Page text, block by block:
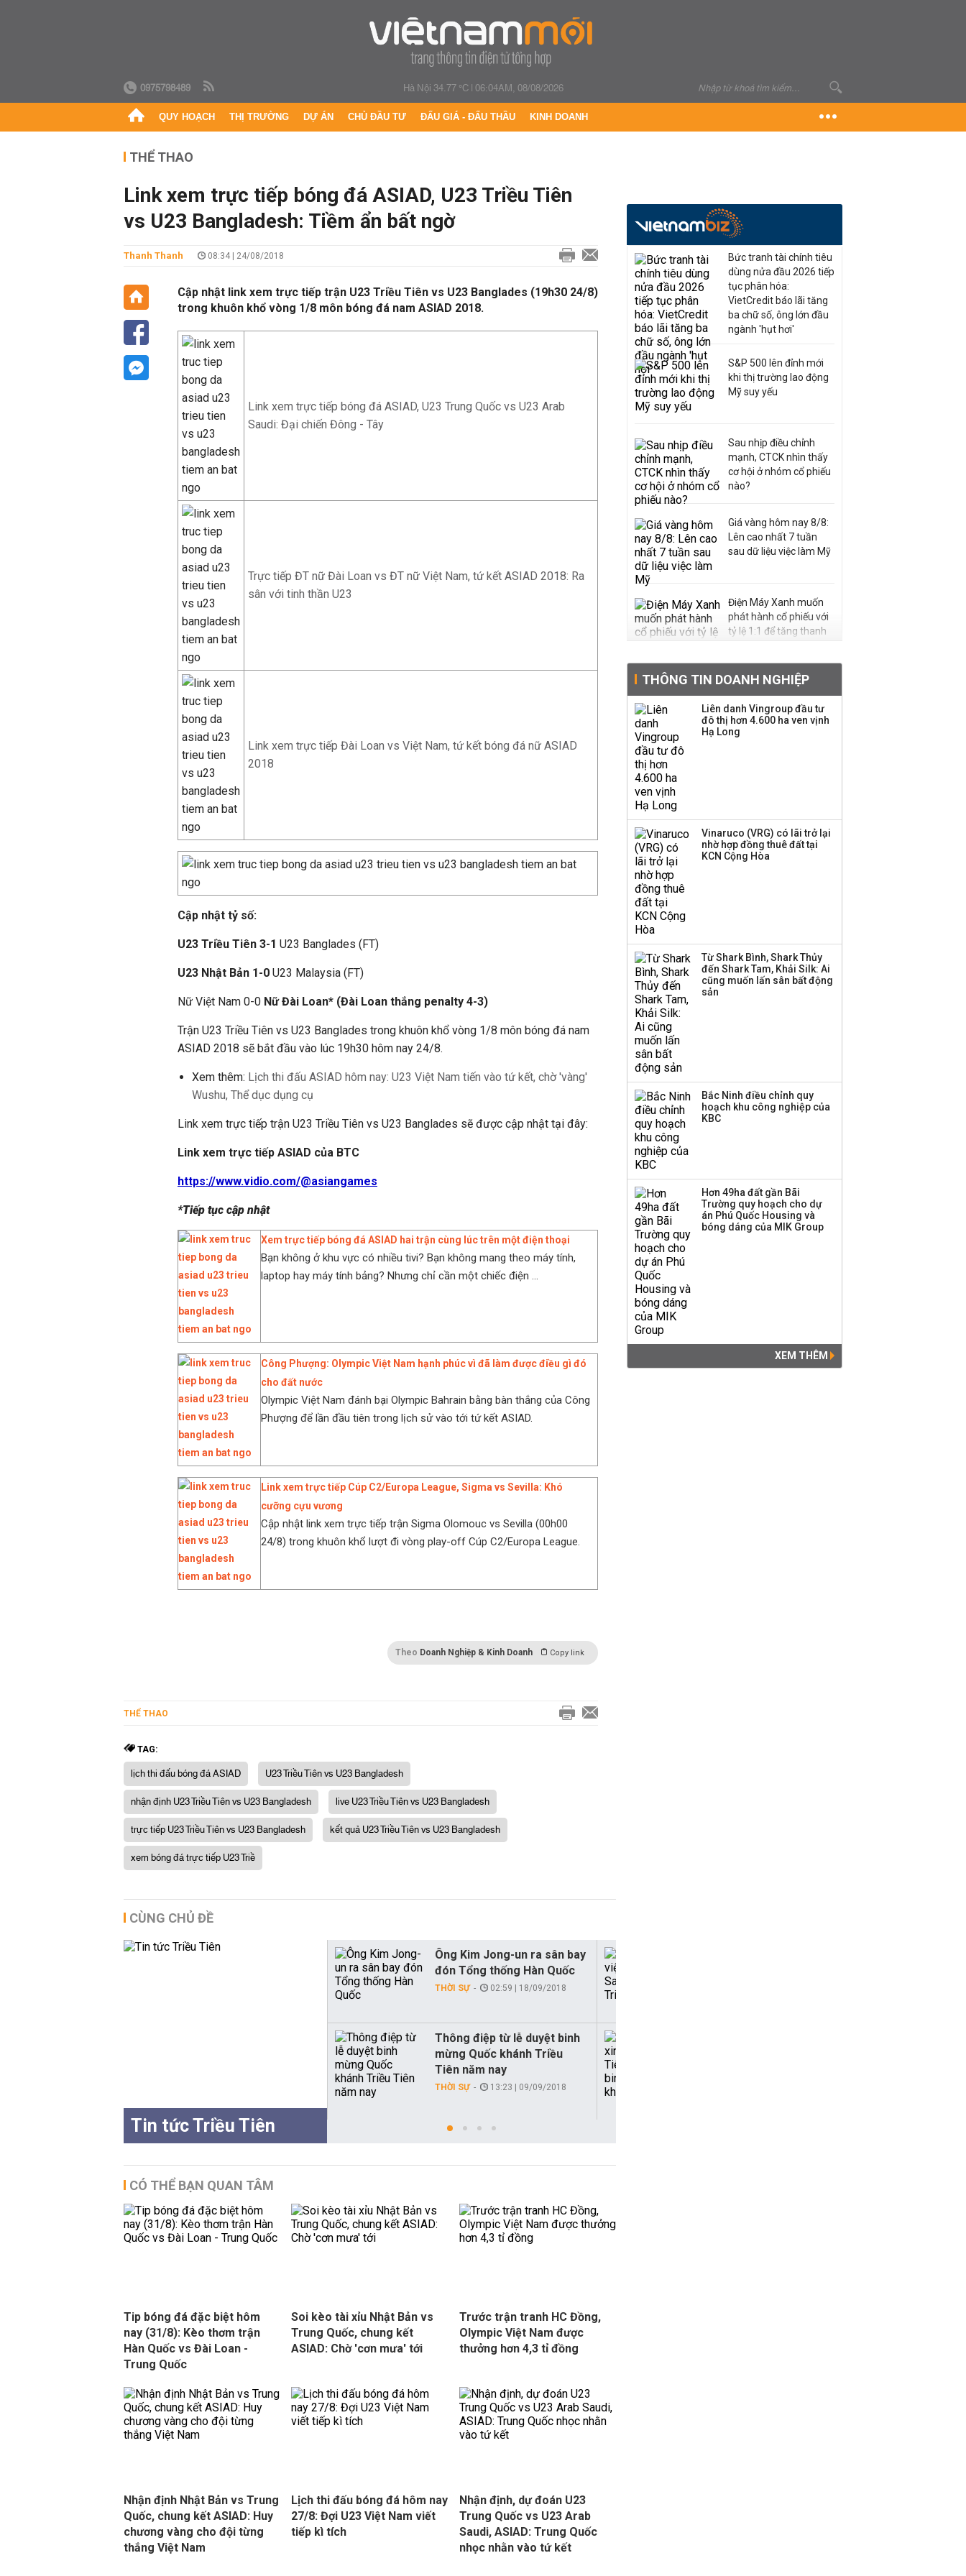
0975798489 Hà Nội 34.77 °C|06:04AM, 08/08/2026
QUY HOẠCH THỊ TRƯỜNG DỰ ÁN CHỦ ĐẦU TƯ ĐẤU GIÁ - ĐẤU THẦU KINH DOANH
THỂ THAO
Link xem trực tiếp bóng đá ASIAD, U23 Triều Tiên
vs U23 Bangladesh: Tiềm ẩn bất ngờ
Thanh Thanh 08:34 | 24/08/2018
Cập nhật link xem trực tiếp trận U23 Triều Tiên vs U23 Banglades (19h30 24/8)
trong khuôn khổ vòng 1/8 môn bóng đá nam ASIAD 2018.
Link xem trực tiếp bóng đá ASIAD, U23 Trung Quốc vs U23 Arab
Saudi: Đại chiến Đông - Tây
Trực tiếp ĐT nữ Đài Loan vs ĐT nữ Việt Nam, tứ kết ASIAD 2018: Ra
sân với tinh thần U23
Link xem trực tiếp Đài Loan vs Việt Nam, tứ kết bóng đá nữ ASIAD
2018
Cập nhật tỷ số:
U23 Triều Tiên 3-1 U23 Banglades (FT)
U23 Nhật Bản 1-0 U23 Malaysia (FT)
Nữ Việt Nam 0-0 Nữ Đài Loan* (Đài Loan thắng penalty 4-3)
Trận U23 Triều Tiên vs U23 Banglades trong khuôn khổ vòng 1/8 môn bóng đá nam
ASIAD 2018 sẽ bắt đầu vào lúc 19h30 hôm nay 24/8.
Xem thêm: Lịch thi đấu ASIAD hôm nay: U23 Việt Nam tiến vào tứ kết, chờ 'vàng'
Wushu, Thể dục dụng cụ
Link xem trực tiếp trận U23 Triều Tiên vs U23 Banglades sẽ được cập nhật tại đây:
Link xem trực tiếp ASIAD của BTC
https://www.vidio.com/@asiangames
*Tiếp tục cập nhật
Xem trực tiếp bóng đá ASIAD hai trận cùng lúc trên một điện thoại
Bạn không ở khu vực có nhiều tivi? Bạn không mang theo máy tính,
laptop hay máy tính bảng? Nhưng chỉ cần một chiếc điện ...
Công Phượng: Olympic Việt Nam hạnh phúc vì đã làm được điều gì đó
cho đất nước
Olympic Việt Nam đánh bại Olympic Bahrain bằng bàn thắng của Công
Phượng để lần đầu tiên trong lịch sử vào tới tứ kết ASIAD.
Link xem trực tiếp Cúp C2/Europa League, Sigma vs Sevilla: Khó
cưỡng cựu vương
Cập nhật link xem trực tiếp trận Sigma Olomouc vs Sevilla (00h00
24/8) trong khuôn khổ lượt đi vòng play-off Cúp C2/Europa League.
Theo Doanh Nghiệp & Kinh Doanh Copy link
THỂ THAO
TAG:
lịch thi đấu bóng đá ASIAD
U23 Triều Tiên vs U23 Bangladesh
nhận định U23 Triều Tiên vs U23 Bangladesh
live U23 Triều Tiên vs U23 Bangladesh
trực tiếp U23 Triều Tiên vs U23 Bangladesh
kết quả U23 Triều Tiên vs U23 Bangladesh
xem bóng đá trực tiếp U23 Triề
CÙNG CHỦ ĐỀ
Tin tức Triều Tiên
Ông Kim Jong-un ra sân bay
đón Tổng thống Hàn Quốc
THỜI SỰ 02:59 | 18/09/2018
Thông điệp từ lễ duyệt binh
mừng Quốc khánh Triều
Tiên năm nay
THỜI SỰ 13:23 | 09/09/2018
CÓ THỂ BẠN QUAN TÂM
Tip bóng đá đặc biệt hôm
nay (31/8): Kèo thơm trận
Hàn Quốc vs Đài Loan -
Trung Quốc
Soi kèo tài xỉu Nhật Bản vs
Trung Quốc, chung kết
ASIAD: Chờ 'cơn mưa' tới
Trước trận tranh HC Đồng,
Olympic Việt Nam được
thưởng hơn 4,3 tỉ đồng
Nhận định Nhật Bản vs Trung
Quốc, chung kết ASIAD: Huy
chương vàng cho đội từng
thắng Việt Nam
Lịch thi đấu bóng đá hôm nay
27/8: Đợi U23 Việt Nam viết
tiếp kì tích
Nhận định, dự đoán U23
Trung Quốc vs U23 Arab
Saudi, ASIAD: Trung Quốc
nhọc nhằn vào tứ kết
Bức tranh tài chính tiêu
dùng nửa đầu 2026 tiếp
tục phân hóa:
VietCredit báo lãi tăng
ba chữ số, ông lớn đầu
ngành 'hụt hơi'
S&P 500 lên đỉnh mới
khi thị trường lao động
Mỹ suy yếu
Sau nhịp điều chỉnh
mạnh, CTCK nhìn thấy
cơ hội ở nhóm cổ phiếu
nào?
Giá vàng hôm nay 8/8:
Lên cao nhất 7 tuần
sau dữ liệu việc làm Mỹ
Điện Máy Xanh muốn
phát hành cổ phiếu với
tỷ lệ 1:1 để tăng thanh
Quy hoạch 4 khu lấn
biển ở Phú Quốc
hàng
Dự án Sheraton Phú
Huấn Hoa Hồng bỗng
dưng ‘biến mất’, một
công ty khác đã giải thể
THÔNG TIN DOANH NGHIỆP
Liên danh Vingroup đầu tư
đô thị hơn 4.600 ha ven vịnh
Hạ Long
Vinaruco (VRG) có lãi trở lại
nhờ hợp đồng thuê đất tại
KCN Cộng Hòa
Từ Shark Bình, Shark Thủy
đến Shark Tam, Khải Silk: Ai
cũng muốn lấn sân bất động
sản
Bắc Ninh điều chỉnh quy
hoạch khu công nghiệp của
KBC
Hơn 49ha đất gần Bãi
Trường quy hoạch cho dự
án Phú Quốc Housing và
bóng dáng của MIK Group
XEM THÊM